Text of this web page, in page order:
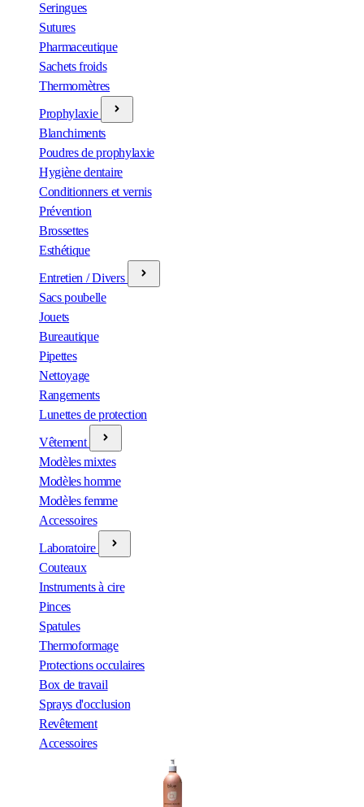
Seringues
Sutures
Pharmaceutique
Sachets froids
Thermomètres
Prophylaxie
Blanchiments
Poudres de prophylaxie
Hygiène dentaire
Conditionners et vernis
Prévention
Brossettes
Esthétique
Entretien / Divers
Sacs poubelle
Jouets
Bureautique
Pipettes
Nettoyage
Rangements
Lunettes de protection
Vêtement
Modèles mixtes
Modèles homme
Modèles femme
Accessoires
Laboratoire
Couteaux
Instruments à cire
Pinces
Spatules
Thermoformage
Protections occulaires
Box de travail
Sprays d'occlusion
Revêtement
Accessoires